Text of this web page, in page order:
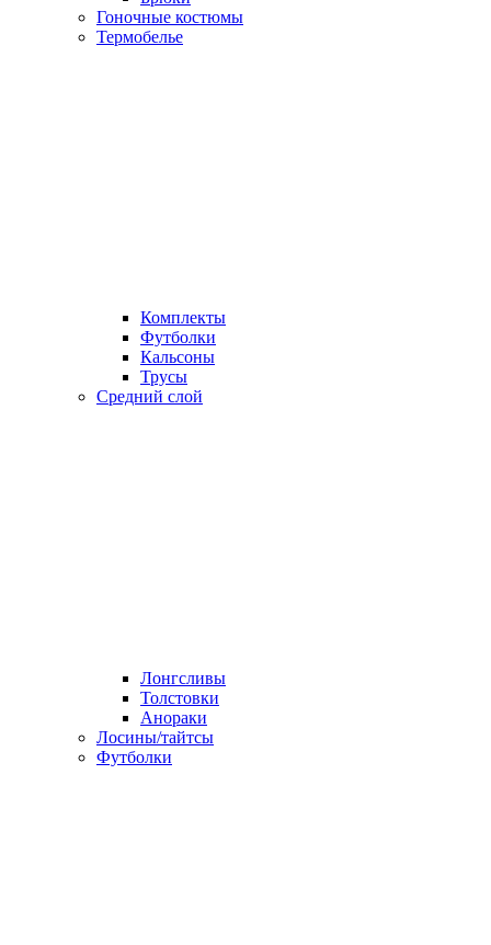
Гоночные костюмы
Термобелье
Комплекты
Футболки
Кальсоны
Трусы
Средний слой
Лонгсливы
Толстовки
Анораки
Лосины/тайтсы
Футболки